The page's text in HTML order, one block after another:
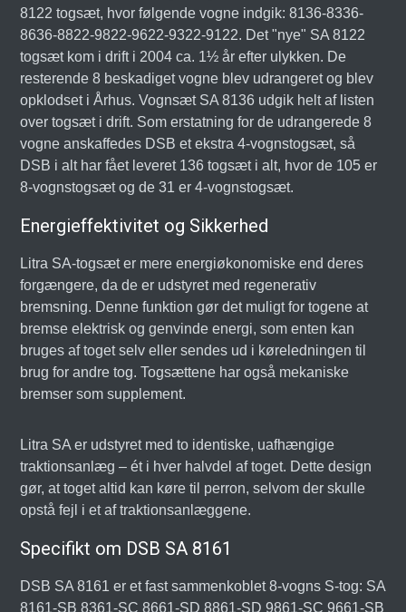
8122 togsæt, hvor følgende vogne indgik: 8136-8336-
8636-8822-9822-9622-9322-9122. Det "nye" SA 8122
togsæt kom i drift i 2004 ca. 1½ år efter ulykken. De
resterende 8 beskadiget vogne blev udrangeret og blev
opklodset i Århus. Vognsæt SA 8136 udgik helt af listen
over togsæt i drift. Som erstatning for de udrangerede 8
vogne anskaffedes DSB et ekstra 4-vognstogsæt, så
DSB i alt har fået leveret 136 togsæt i alt, hvor de 105 er
8-vognstogsæt og de 31 er 4-vognstogsæt.
Energieffektivitet og Sikkerhed
Litra SA-togsæt er mere energiøkonomiske end deres
forgængere, da de er udstyret med regenerativ
bremsning. Denne funktion gør det muligt for togene at
bremse elektrisk og genvinde energi, som enten kan
bruges af toget selv eller sendes ud i køreledningen til
brug for andre tog. Togsættene har også mekaniske
bremser som supplement.
Litra SA er udstyret med to identiske, uafhængige
traktionsanlæg – ét i hver halvdel af toget. Dette design
gør, at toget altid kan køre til perron, selvom der skulle
opstå fejl i et af traktionsanlæggene.
Specifikt om DSB SA 8161
DSB SA 8161 er et fast sammenkoblet 8-vogns S-tog: SA
8161-SB 8361-SC 8661-SD 8861-SD 9861-SC 9661-SB